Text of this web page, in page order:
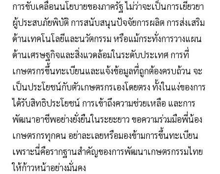
การขับเคลื่อนนโยบายของภาครัฐ ไม่ว่าจะเป็นการเยียวยา
ผู้ประสบภัยพิบัติ การสนับสนุนปัจจัยการผลิต การส่งเสริม
ด้านเทคโนโลยีและนวัตกรรม หรือแม้กระทั่งการวางแผน
ด้านเศรษฐกิจและสิ่งแวดล้อมในระดับประเทศ การที่
เกษตรกรขึ้นทะเบียนและแจ้งข้อมูลที่ถูกต้องครบถ้วน จะ
เป็นประโยชน์กับตัวเกษตรกรเองโดยตรง ทั้งในแง่ของการ
ได้รับสิทธิประโยชน์ การเข้าถึงความช่วยเหลือ และการ
พัฒนาอาชีพอย่างยั่งยืนในระยะยาว ขอความร่วมมือพี่น้อง
เกษตรกรทุกคน อย่าละเลยหรือมองข้ามการขึ้นทะเบียน
เพราะนี่คือรากฐานสำคัญของการพัฒนาเกษตรกรรมไทย
ให้ก้าวหน้าอย่างมั่นคง